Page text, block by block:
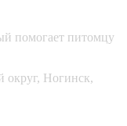
помогает питомцу
округ, Ногинск,